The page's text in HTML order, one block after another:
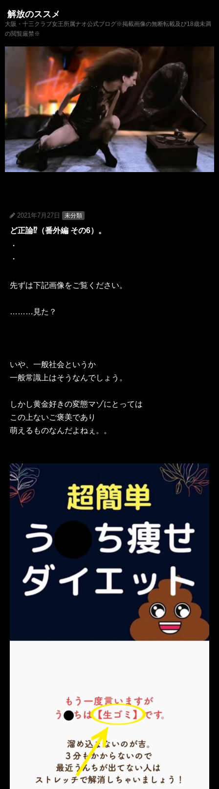
解放のススメ
大阪・十三クラブ女王所属ナオ公式ブログ※掲載画像の無断転載及び18歳未満
の閲覧厳禁※
2021年7月27日 未分類
ど正論⁉︎（番外編 その6）。
・
・
先ずは下記画像をご覧ください。
………見た？
いや、一般社会というか
一般常識上はそうなんでしょう。
しかし黄金好きの変態マゾにとっては
この上ないご褒美であり
萌えるものなんだよねぇ。。